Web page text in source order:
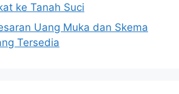
ke Tanah Suci
Uang Muka dan Skema
Tersedia